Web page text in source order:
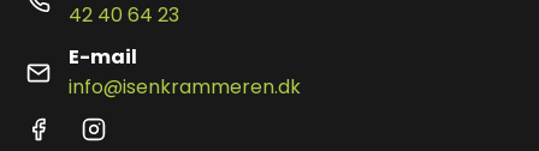
42 40 64 23
E-mail
info@isenkrammeren.dk